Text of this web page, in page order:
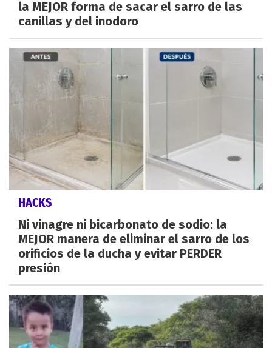
la MEJOR forma de sacar el sarro de las
canillas y del inodoro
HACKS
Ni vinagre ni bicarbonato de sodio: la
MEJOR manera de eliminar el sarro de los
orificios de la ducha y evitar PERDER
presión